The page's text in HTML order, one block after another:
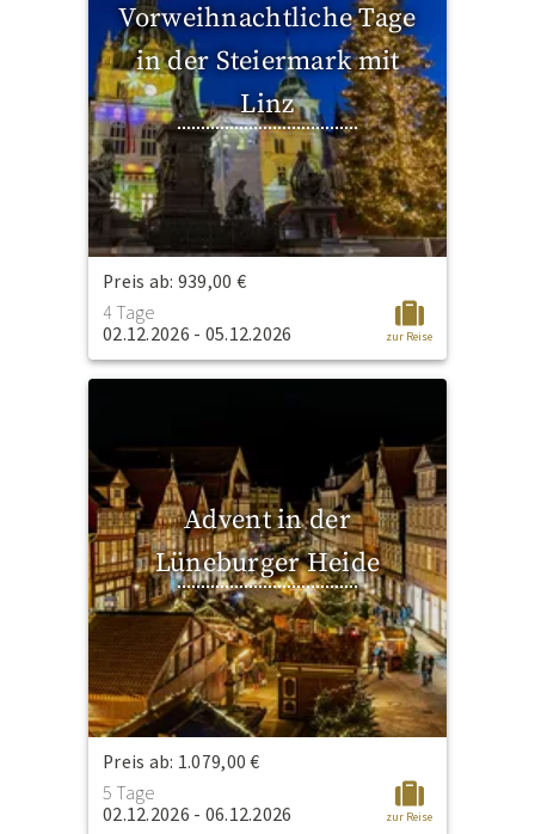
Vorweihnachtliche Tage
in der Steiermark mit
Linz
Preis ab: 939,00 €
4 Tage
02.12.2026 - 05.12.2026
zur Reise
Advent in der
Lüneburger Heide
Preis ab: 1.079,00 €
5 Tage
02.12.2026 - 06.12.2026
zur Reise